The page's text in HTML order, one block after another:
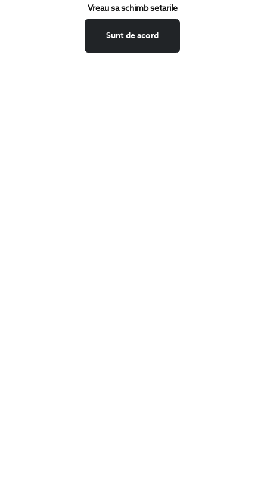
Sunt de acord
Vreau sa schimb setarile
Securitatea datelor
Feedback site
ANPC